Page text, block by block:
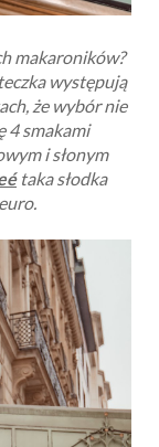
makaroników?
występują
że wybór nie
4 smakami
i słonym
étaka słodka